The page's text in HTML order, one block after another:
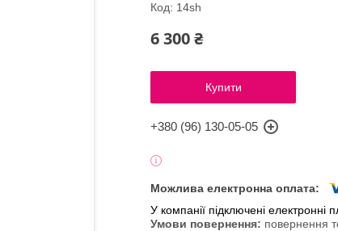
Код: 14sh
6 300 ₴
Купити
+380 (96) 130-05-05
У компанії підключені
повернення